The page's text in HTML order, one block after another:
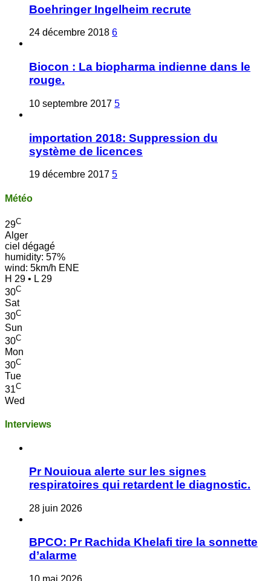
Boehringer Ingelheim recrute
24 décembre 2018 6
Biocon : La biopharma indienne dans le
rouge.
10 septembre 2017 5
importation 2018: Suppression du
système de licences
19 décembre 2017 5
Météo
29C
Alger
ciel dégagé
humidity: 57%
wind: 5km/h ENE
H 29 • L 29
30C
Sat
30C
Sun
30C
Mon
30C
Tue
31C
Wed
Interviews
Pr Nouioua alerte sur les signes
respiratoires qui retardent le diagnostic.
28 juin 2026
BPCO: Pr Rachida Khelafi tire la sonnette
d’alarme